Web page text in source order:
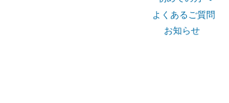
よくあるご質問
お知らせ